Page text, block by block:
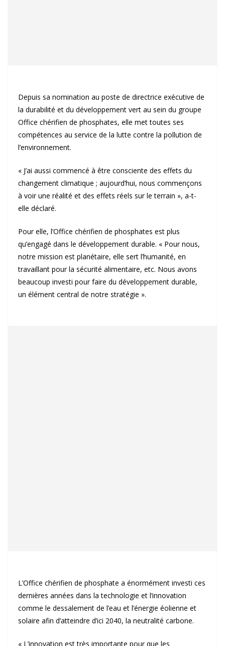
Depuis sa nomination au poste de directrice exécutive de
la durabilité et du développement vert au sein du groupe
Office chérifien de phosphates, elle met toutes ses
compétences au service de la lutte contre la pollution de
l’environnement.
« J’ai aussi commencé à être consciente des effets du
changement climatique ; aujourd’hui, nous commençons
à voir une réalité et des effets réels sur le terrain », a-t-
elle déclaré.
Pour elle, l’Office chérifien de phosphates est plus
qu’engagé dans le développement durable. « Pour nous,
notre mission est planétaire, elle sert l’humanité, en
travaillant pour la sécurité alimentaire, etc. Nous avons
beaucoup investi pour faire du développement durable,
un élément central de notre stratégie ».
L’Office chérifien de phosphate a énormément investi ces
dernières années dans la technologie et l’innovation
comme le dessalement de l’eau et l’énergie éolienne et
solaire afin d’atteindre d’ici 2040, la neutralité carbone.
« L’innovation est très importante pour que les